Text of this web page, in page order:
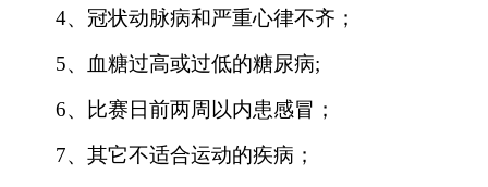
4、冠状动脉病和严重心律不齐；
5、血糖过高或过低的糖尿病;
6、比赛日前两周以内患感冒；
7、其它不适合运动的疾病；